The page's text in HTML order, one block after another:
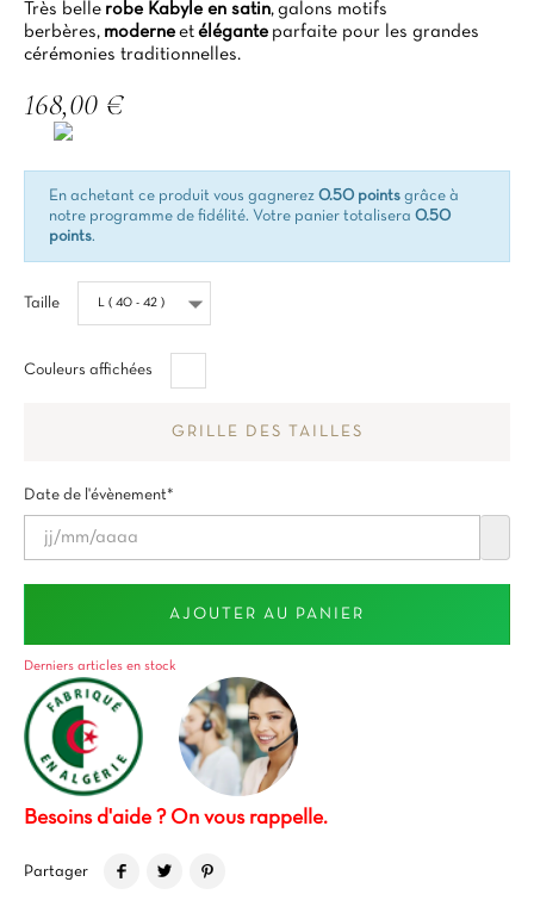
Très belle robe Kabyle en satin, galons motifs
berbères, moderne et élégante parfaite pour les grandes
cérémonies traditionnelles.
168,00 €
En achetant ce produit vous gagnerez 0.50 points grâce à
notre programme de fidélité. Votre panier totalisera 0.50
points.
Taille
Couleurs affichées
GRILLE DES TAILLES
Date de l'évènement*
AJOUTER AU PANIER
Derniers articles en stock
Besoins d'aide ? On vous rappelle.
Partager